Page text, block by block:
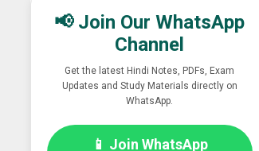
📢 Join Our WhatsApp
Channel
Get the latest Hindi Notes, PDFs, Exam
Updates and Study Materials directly on
WhatsApp.
📱 Join WhatsApp